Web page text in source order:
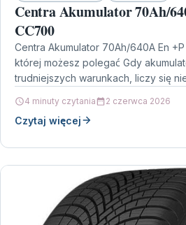
Centra Akumulator 70Ah/
CC700
Centra Akumulator 70Ah/640A En
której możesz polegać Gdy
trudniejszych warunkach, liczy się
4 minuty czytania 2 czerwca 2026
Czytaj więcej